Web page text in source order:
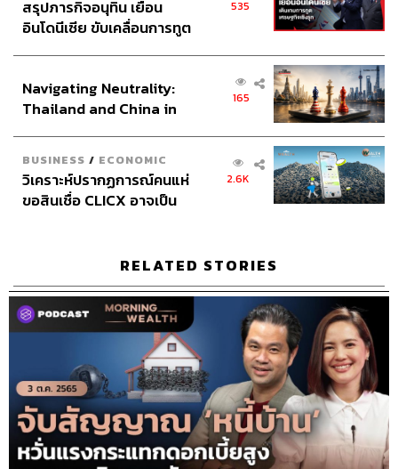
สรุปภารกิจอนุทิน เยือน
อินโดนีเซีย ขับเคลื่อนการทูต
อินโดนีเซีย
535
Navigating Neutrality:
Thailand and China in
165
BUSINESS / ECONOMIC
วิเคราะห์ปรากฏการณ์คนแห่
ขอสินเชื่อ CLICX อาจเป็น
2.6K
RELATED STORIES